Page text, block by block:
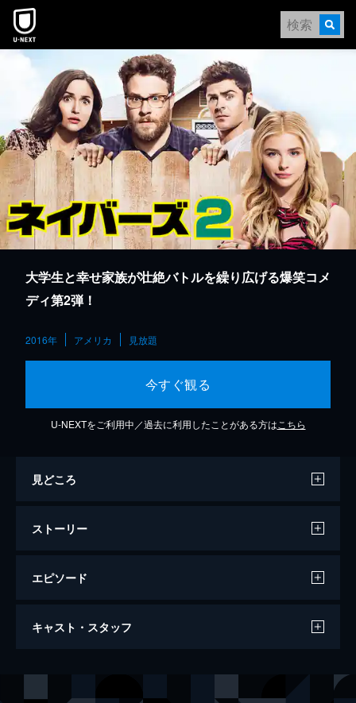
本文へスキップ
大学生と幸せ家族が壮絶バトルを繰り広げる爆笑コメ
ディ第2弾！
2016年 アメリカ 見放題
今すぐ観る
U-NEXTをご利用中／過去に利用したことがある方は こちら
見どころ
ストーリー
エピソード
ネイバーズ２
キャスト・スタッフ